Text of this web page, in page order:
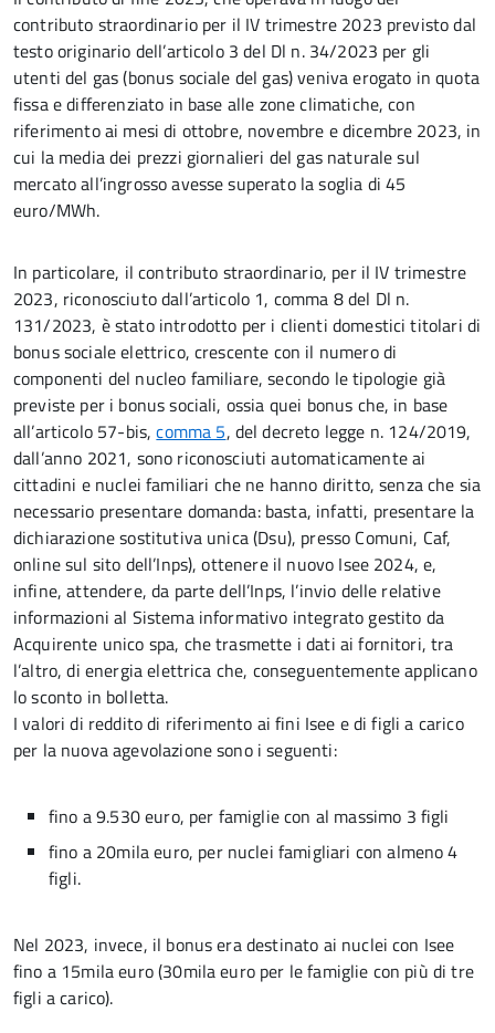
contributo straordinario per il IV trimestre 2023 previsto dal
testo originario dell’articolo 3 del Dl n. 34/2023 per gli
utenti del gas (bonus sociale del gas) veniva erogato in quota
fissa e differenziato in base alle zone climatiche, con
riferimento ai mesi di ottobre, novembre e dicembre 2023, in
cui la media dei prezzi giornalieri del gas naturale sul
mercato all’ingrosso avesse superato la soglia di 45
euro/MWh.
In particolare, il contributo straordinario, per il IV trimestre
2023, riconosciuto dall’articolo 1, comma 8 del Dl n.
131/2023, è stato introdotto per i clienti domestici titolari di
bonus sociale elettrico, crescente con il numero di
componenti del nucleo familiare, secondo le tipologie già
previste per i bonus sociali, ossia quei bonus che, in base
all’articolo 57-bis,comma 5, del decreto legge n. 124/2019,
dall’anno 2021, sono riconosciuti automaticamente ai
cittadini e nuclei familiari che ne hanno diritto, senza che sia
necessario presentare domanda: basta, infatti, presentare la
dichiarazione sostitutiva unica (Dsu), presso Comuni, Caf,
online sul sito dell’Inps), ottenere il nuovo Isee 2024, e,
infine, attendere, da parte dell’Inps, l’invio delle relative
informazioni al Sistema informativo integrato gestito da
Acquirente unico spa, che trasmette i dati ai fornitori, tra
l’altro, di energia elettrica che, conseguentemente applicano
lo sconto in bolletta.
I valori di reddito di riferimento ai fini Isee e di figli a carico
per la nuova agevolazione sono i seguenti:
fino a 9.530 euro, per famiglie con al massimo 3 figli
fino a 20mila euro, per nuclei famigliari con almeno 4
figli.
Nel 2023, invece, il bonus era destinato ai nuclei con Isee
fino a 15mila euro (30mila euro per le famiglie con più di tre
figli a carico).